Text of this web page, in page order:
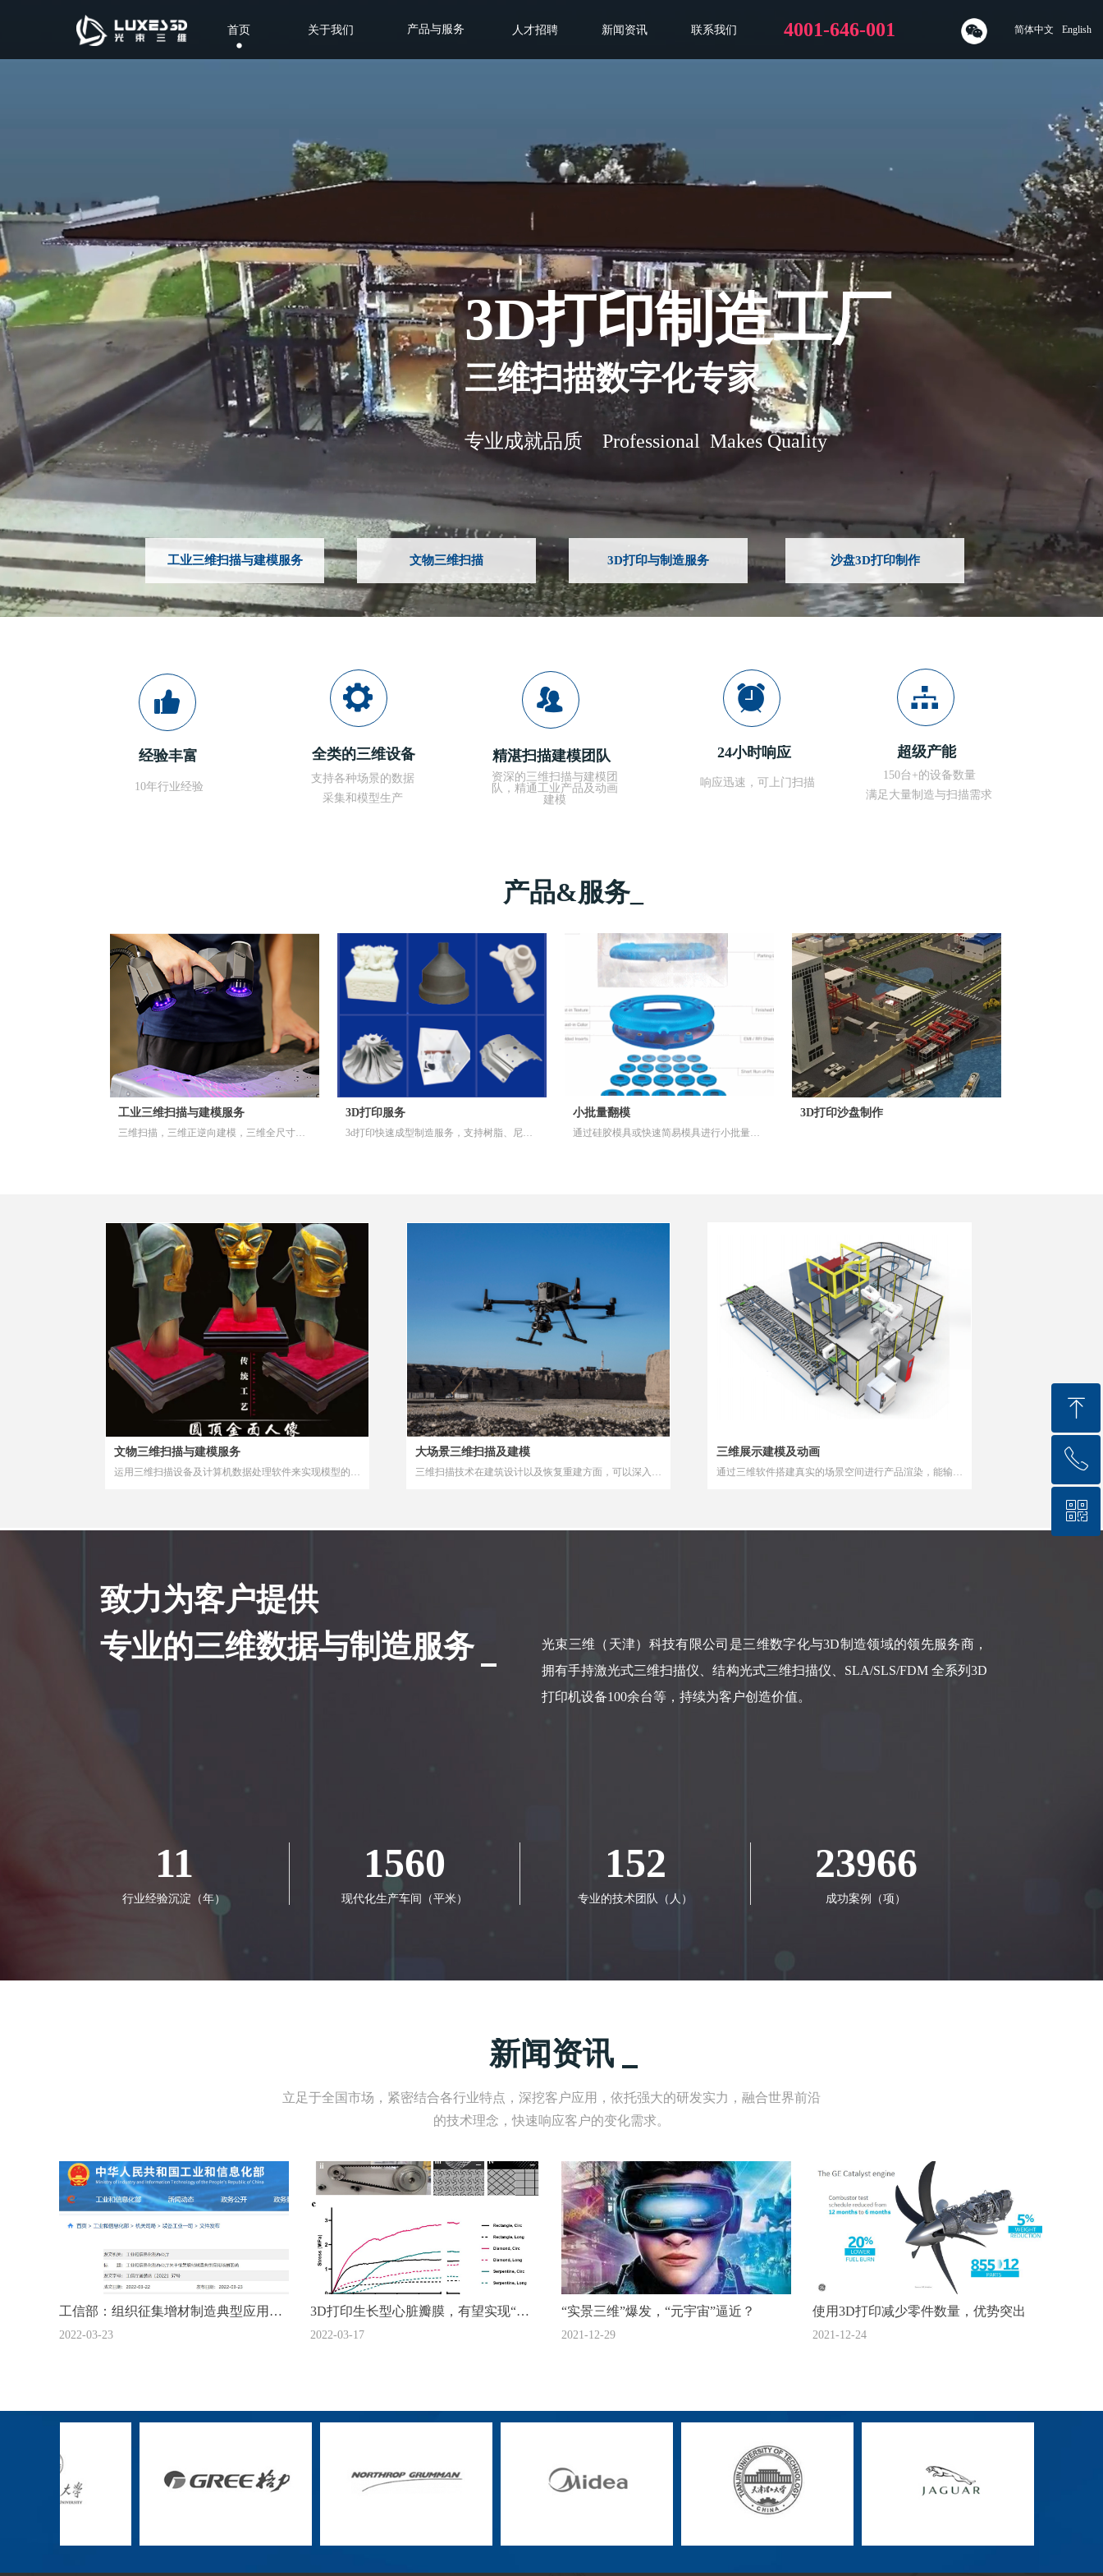
首页 关于我们 4001-646-001
人才招聘 新闻资讯 联系我们
产品与服务 简体中文 English
经验丰富
10年行业经验
뀗
+
我们成立于2012年，到目前已经8年多的时间
낀
24小时响应
响应迅速，可上门扫描
뀥
+ 超级产能
150台+的设备数量
满足大量制造与扫描需求
뀒
8+
精湛扫描建模团队
资深的三维扫描与建模团
队，精通工业产品及动画
建模
뀡
넙
8+
全类的三维设备
支持各种场景的数据
采集和模型生产
끶
넙
8+
致力为客户提供
专业的三维数据与制造服务
光束三维（天津）科技有限公司是三维数字化与3D制造领域的领先服务商，
拥有手持激光式三维扫描仪、结构光式三维扫描仪、SLA/SLS/FDM 全系列3D
打印机设备100余台等，持续为客户创造价值。
11
行业经验沉淀（年）
1560
现代化生产车间（平米）
152
专业的技术团队（人）
23966
成功案例（项）
立足于全国市场，紧密结合各行业特点，深挖客户应用，依托强大的研发实力，融合世界前沿
的技术理念，快速响应客户的变化需求。
新闻资讯
工信部：组织征集增材制造典型应用场
景的函
2022-03-23
3D打印生长型心脏瓣膜，有望实现“一
次植入，终身不换”
2022-03-17
“实景三维”爆发，“元宇宙”逼近？
2021-12-29
使用3D打印减少零件数量，优势突出
2021-12-24
产品&服务_
工业三维扫描与建模服务
三维扫描，三维正逆向建模，三维全尺寸检
3D打印服务
3d打印快速成型制造服务，支持树脂、尼
小批量翻模
通过硅胶模具或快速简易模具进行小批量翻
3D打印沙盘制作
文物三维扫描与建模服务
运用三维扫描设备及计算机数据处理软件来实现模型的虚
大场景三维扫描及建模
三维扫描技术在建筑设计以及恢复重建方面，可以深入到
三维展示建模及动画
通过三维软件搭建真实的场景空间进行产品渲染，能输出
3D打印制造工厂
三维扫描数字化专家
工业三维扫描与建模服务
专业成就品质 Professional Makes Quality
3D打印与制造服务 沙盘3D打印制作
文物三维扫描
ꁸ
回到顶部
ꂅ
4001-646-001
ꀥ